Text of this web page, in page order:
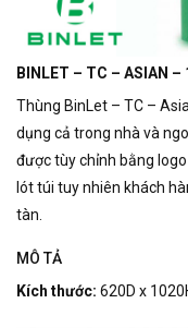
BINLET – TC – ASIAN –
Thùng BinLet – TC –
dụng cả trong nhà và
được tùy chỉnh bằng
lót túi tuy nhiên khách
tàn.
MÔ TẢ
Kích thước: 620D x